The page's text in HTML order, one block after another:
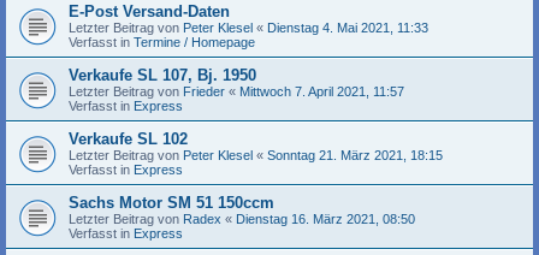
E-Post Versand-Daten
Letzter Beitrag von Peter Klesel « Dienstag 4. Mai 2021, 11:33
Verfasst in Termine / Homepage
Verkaufe SL 107, Bj. 1950
Letzter Beitrag von Frieder « Mittwoch 7. April 2021, 11:57
Verfasst in Express
Verkaufe SL 102
Letzter Beitrag von Peter Klesel « Sonntag 21. März 2021, 18:15
Verfasst in Express
Sachs Motor SM 51 150ccm
Letzter Beitrag von Radex « Dienstag 16. März 2021, 08:50
Verfasst in Express